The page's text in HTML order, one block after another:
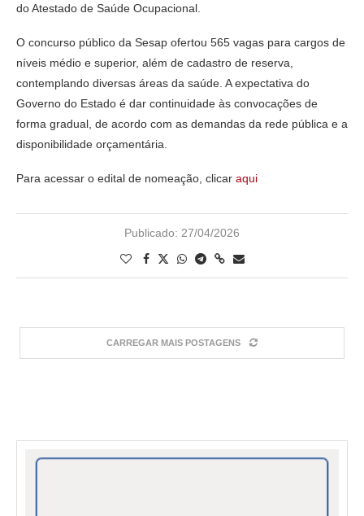
do Atestado de Saúde Ocupacional.
O concurso público da Sesap ofertou 565 vagas para cargos de
níveis médio e superior, além de cadastro de reserva,
contemplando diversas áreas da saúde. A expectativa do
Governo do Estado é dar continuidade às convocações de
forma gradual, de acordo com as demandas da rede pública e a
disponibilidade orçamentária.
Para acessar o edital de nomeação, clicar aqui
Publicado: 27/04/2026
CARREGAR MAIS POSTAGENS